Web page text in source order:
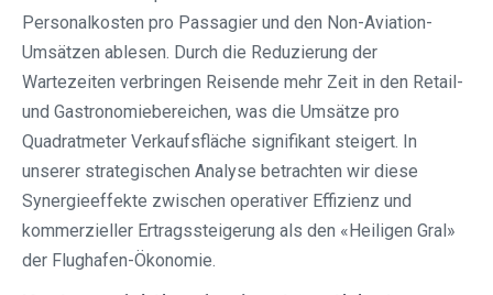
Personalkosten pro Passagier und den Non-Aviation-
Umsätzen ablesen. Durch die Reduzierung der
Wartezeiten verbringen Reisende mehr Zeit in den Retail-
und Gastronomiebereichen, was die Umsätze pro
Quadratmeter Verkaufsfläche signifikant steigert. In
unserer strategischen Analyse betrachten wir diese
Synergieeffekte zwischen operativer Effizienz und
kommerzieller Ertragssteigerung als den «Heiligen Gral»
der Flughafen-Ökonomie.